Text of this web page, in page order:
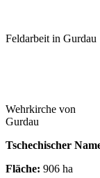
Feldarbeit in Gurdau
Wehrkirche von
Gurdau
Tschechischer
Fläche: 906 ha